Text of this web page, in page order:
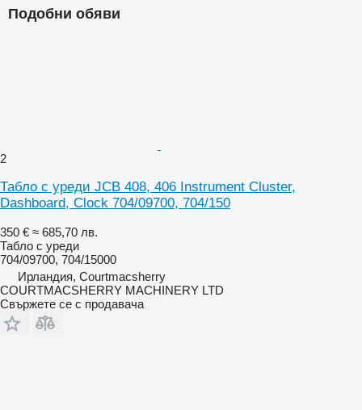
Подобни обяви
2
Табло с уреди JCB 408, 406 Instrument Cluster,
Dashboard, Clock 704/09700, 704/150
350 € ≈ 685,70 лв.
Табло с уреди
704/09700, 704/15000
Ирландия, Courtmacsherry
COURTMACSHERRY MACHINERY LTD
Свържете се с продавача